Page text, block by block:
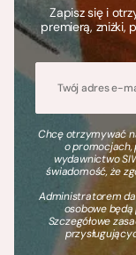
Zapisz się i
premierą, zniżki,
Chcę otrzymywać
o promocjach,
wydawnictwo
świadomość, że
Administratorem
osobowe
Szczegółowe